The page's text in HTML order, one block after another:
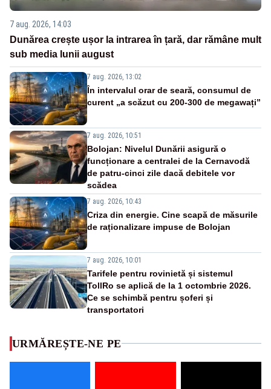
7 aug. 2026, 14:03
Dunărea crește ușor la intrarea în țară, dar rămâne mult
sub media lunii august
7 aug. 2026, 13:02
În intervalul orar de seară, consumul de
curent „a scăzut cu 200-300 de megawați”
7 aug. 2026, 10:51
Bolojan: Nivelul Dunării asigură o
funcționare a centralei de la Cernavodă
de patru-cinci zile dacă debitele vor
scădea
7 aug. 2026, 10:43
Criza din energie. Cine scapă de măsurile
de raționalizare impuse de Bolojan
7 aug. 2026, 10:01
Tarifele pentru rovinietă și sistemul
TollRo se aplică de la 1 octombrie 2026.
Ce se schimbă pentru șoferi și
transportatori
URMĂREȘTE-NE PE